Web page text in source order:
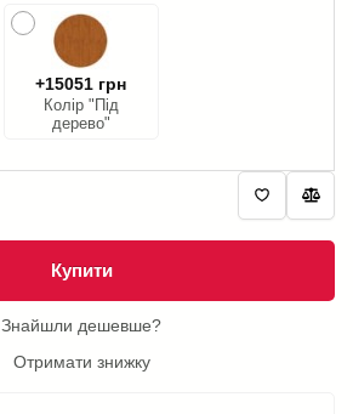
+15051 грн
Колір "Під
дерево"
Купити
Знайшли дешевше?
Отримати знижку